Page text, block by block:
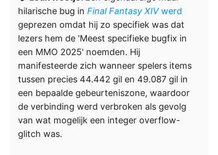
hilarische bug in Final Fantasy XIVwerd
geprezen omdat hij zo specifiek was dat
lezers hem de 'Meest specifieke bugfix in
een MMO 2025' noemden. Hij
manifesteerde zich wanneer spelers items
tussen precies 44.442 gil en 49.087 gil in
een bepaalde gebeurteniszone, waardoor
de verbinding werd verbroken als gevolg
van wat mogelijk een integer overflow-
glitch was.